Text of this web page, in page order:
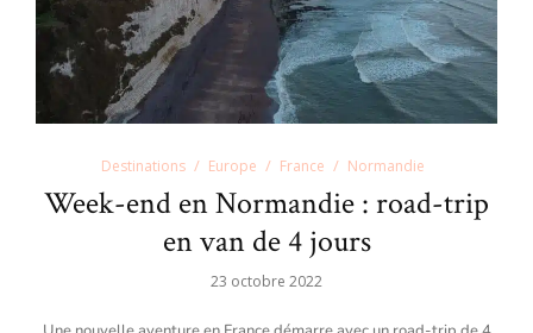
Destinations Europe France Normandie
Week-end en Normandie : road-trip
en van de 4 jours
23 octobre 2022